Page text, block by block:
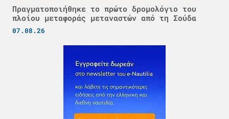
Πραγματοποιήθηκε το πρώτο δρομολόγιο του
πλοίου μεταφοράς μεταναστών από τη Σούδα
07.08.26